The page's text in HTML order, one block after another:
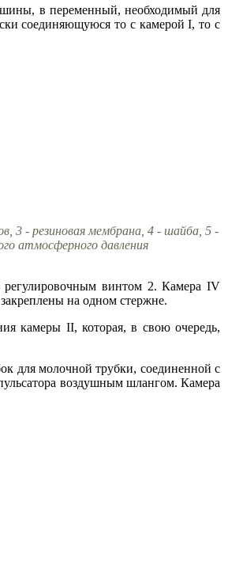
в переменный, необходимый для
соединяющуюся то с камерой I, то с
3 - резиновая мембрана, 4 - шайба, 5 -
атмосферного давления
винтом 2. Камера IV
на одном стержне.
камеры II, которая, в свою очередь,
для молочной трубки, соединенной с
воздушным шлангом. Камера